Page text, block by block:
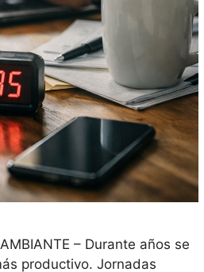
– Durante años se
productivo. Jornadas